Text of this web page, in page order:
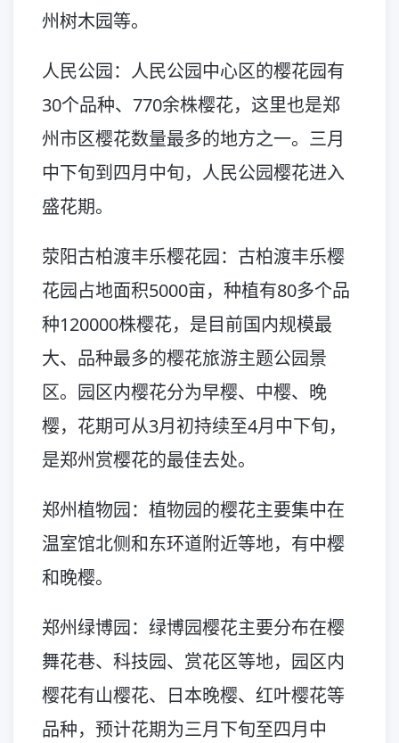
州树木园等。
人民公园：人民公园中心区的樱花园有
30个品种、770余株樱花，这里也是郑
州市区樱花数量最多的地方之一。三月
中下旬到四月中旬，人民公园樱花进入
盛花期。
荥阳古柏渡丰乐樱花园：古柏渡丰乐樱
花园占地面积5000亩，种植有80多个品
种120000株樱花，是目前国内规模最
大、品种最多的樱花旅游主题公园景
区。园区内樱花分为早樱、中樱、晚
樱，花期可从3月初持续至4月中下旬，
是郑州赏樱花的最佳去处。
郑州植物园：植物园的樱花主要集中在
温室馆北侧和东环道附近等地，有中樱
和晚樱。
郑州绿博园：绿博园樱花主要分布在樱
舞花巷、科技园、赏花区等地，园区内
樱花有山樱花、日本晚樱、红叶樱花等
品种，预计花期为三月下旬至四月中